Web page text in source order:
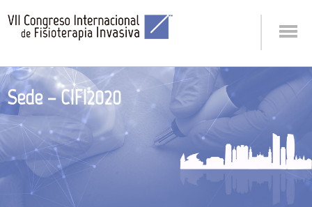
Sede – CIFI2020